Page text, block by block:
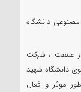
دانشگاه
صنعت ، شرکت
دانشگاه شهید
موثر و فعال